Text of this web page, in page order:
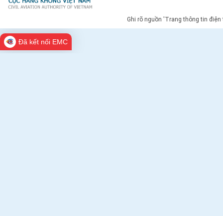
Ghi rõ nguồn 'Trang thông tin
Đã kết nối EMC